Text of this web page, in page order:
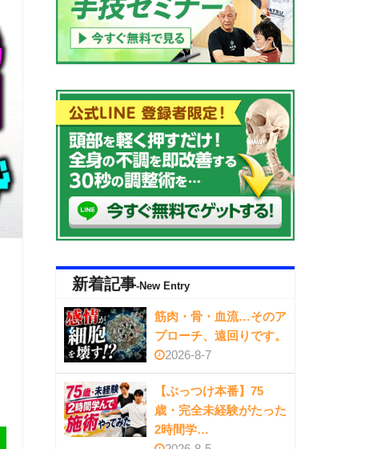
新着記事-New Entry
筋肉・骨・血流…そのア
プローチ、遠回りです。
2026-8-7
【ぶっつけ本番】75
歳・完全未経験がたった
2時間学…